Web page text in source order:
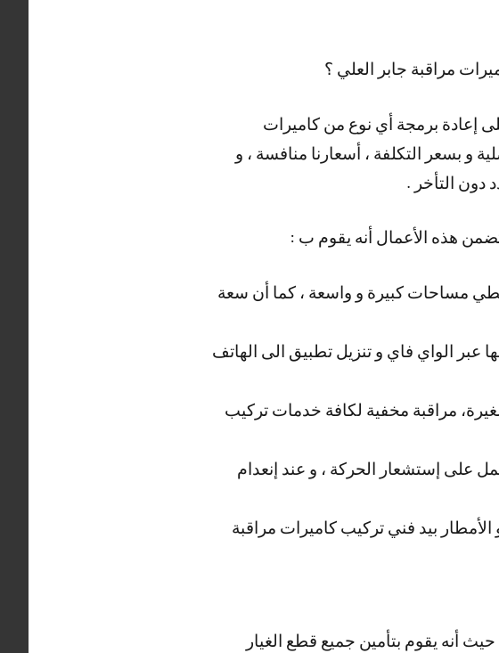
مراقبة جابر العلي ؟
إعادة برمجة أي نوع من كاميرات
و بسعر التكلفة ، أسعارنا منافسة ، و
دون التأخر .
هذه الأعمال أنه يقوم ب :
مساحات كبيرة و واسعة ، كما أن سعة
عبر الواي فاي و تنزيل تطبيق الى الهاتف
مراقبة مخفية لكافة خدمات تركيب
على إستشعار الحركة ، و عند إنعدام
الأمطار بيد فني تركيب كاميرات مراقبة
أنه يقوم بتأمين جميع قطع الغيار